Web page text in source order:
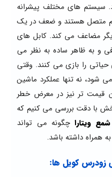
سیستم های مختلف پیشرانه
هم متصل هستند و ضعف در یک
مضاعف می کند. کابل های
و به ظاهر ساده به نظر می
را بازی می کنند. وقتی
شود، نه تنها عملکرد ماشین
قیمت تر نیز در معرض خطر
با دقت بررسی می کنیم که
ویتاراچگونه می تواند
همراه داشته باشد.
زودرس کویل ها: